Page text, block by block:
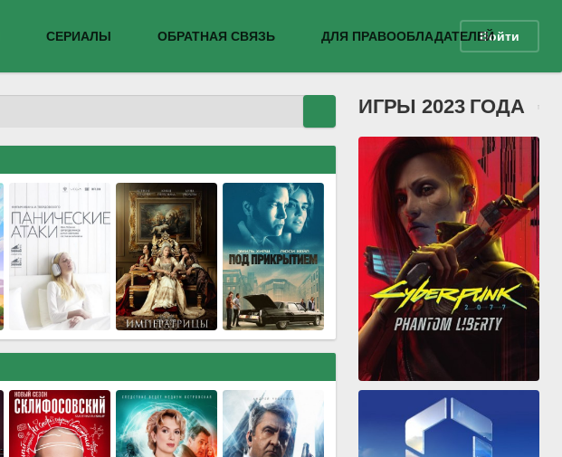
СЕРИАЛЫ ОБРАТНАЯ СВЯЗЬ ДЛЯ ПРАВООБЛАДАТЕЛЕЙВойти
ИГРЫ 2023 ГОДА